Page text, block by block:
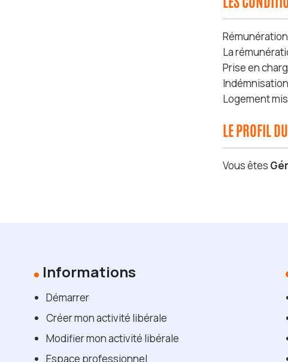
La
Prise en
Logement
LE PROFIL
Vous êtes
Informations
Démarrer
Créer mon activité libérale
Modifier mon activité libérale
Espace professionnel